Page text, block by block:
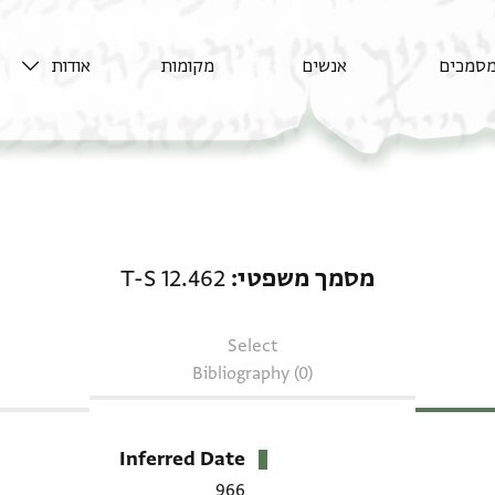
מסמכים אנשים מקומות אודות
מסמך משפטי T-S 12.462
Select
Bibliography (0)
Inferred Date